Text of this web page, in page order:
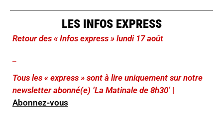
LES INFOS EXPRESS
Retour des « Infos express » lundi 17 août
Tous les « express » sont à lire uniquement sur notre
newsletter abonné(e) ‘La Matinale de 8h30’ |
Abonnez-vous